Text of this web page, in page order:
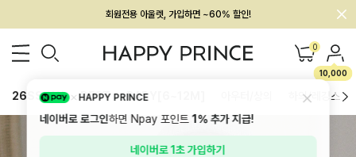
멤버십 최대 28,000원 혜택
0
10,000
26SS 신상 BEST BABY[6~12M] 하의/레깅스
HAPPY PRINCE
네이버로 로그인하면 Npay 포인트1%추가 지급!
네이버로 1초 가입하기